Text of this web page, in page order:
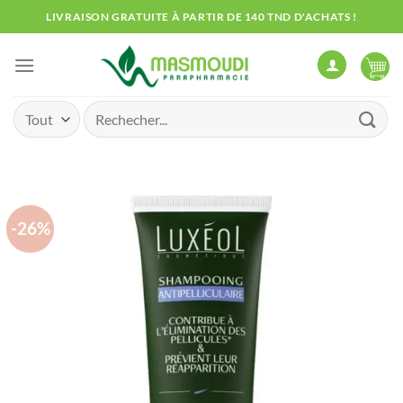
au
contenu
LIVRAISON GRATUITE À PARTIR DE 140 TND D'ACHATS !
Recherche
pour :
-26%